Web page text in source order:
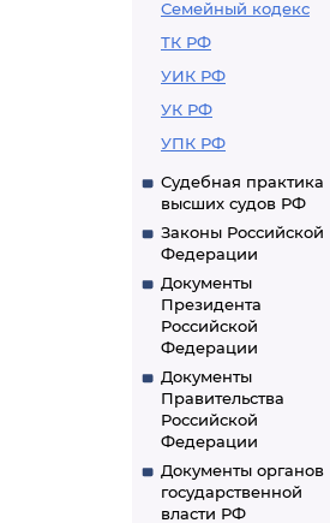
Семейный кодекс
ТК РФ
УИК РФ
УК РФ
УПК РФ
Судебная практика
высших судов РФ
Законы Российской
Федерации
Документы
Президента
Российской
Федерации
Документы
Правительства
Российской
Федерации
Документы органов
государственной
власти РФ